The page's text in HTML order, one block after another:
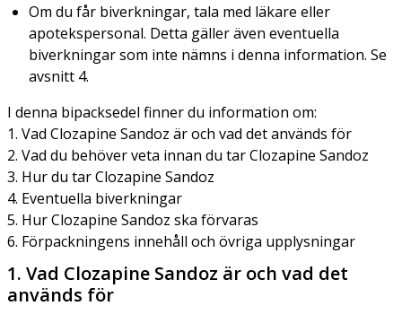
Om du får biverkningar, tala med läkare eller
apotekspersonal. Detta gäller även eventuella
biverkningar som inte nämns i denna information. Se
avsnitt 4.
I denna bipacksedel finner du information om:
1. Vad Clozapine Sandoz är och vad det används för
2. Vad du behöver veta innan du tar Clozapine Sandoz
3. Hur du tar Clozapine Sandoz
4. Eventuella biverkningar
5. Hur Clozapine Sandoz ska förvaras
6. Förpackningens innehåll och övriga upplysningar
1. Vad Clozapine Sandoz är och vad det
används för